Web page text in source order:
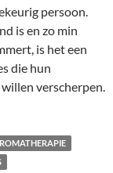
persoon.
is en zo min
is het een
die hun
verscherpen.